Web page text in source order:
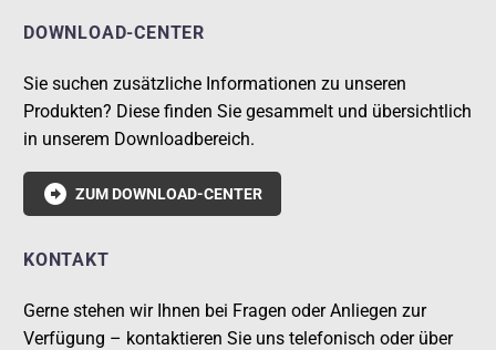
DOWNLOAD-CENTER
Sie suchen zusätzliche Informationen zu unseren
Produkten? Diese finden Sie gesammelt und übersichtlich
in unserem Downloadbereich.
 ZUM DOWNLOAD-CENTER
KONTAKT
Gerne stehen wir Ihnen bei Fragen oder Anliegen zur
Verfügung – kontaktieren Sie uns telefonisch oder über